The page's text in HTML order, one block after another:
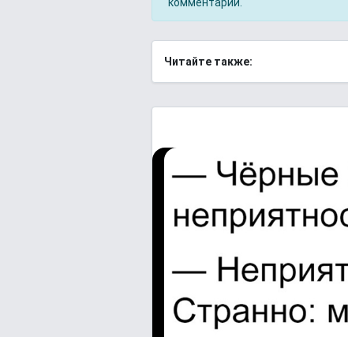
Читайте также: